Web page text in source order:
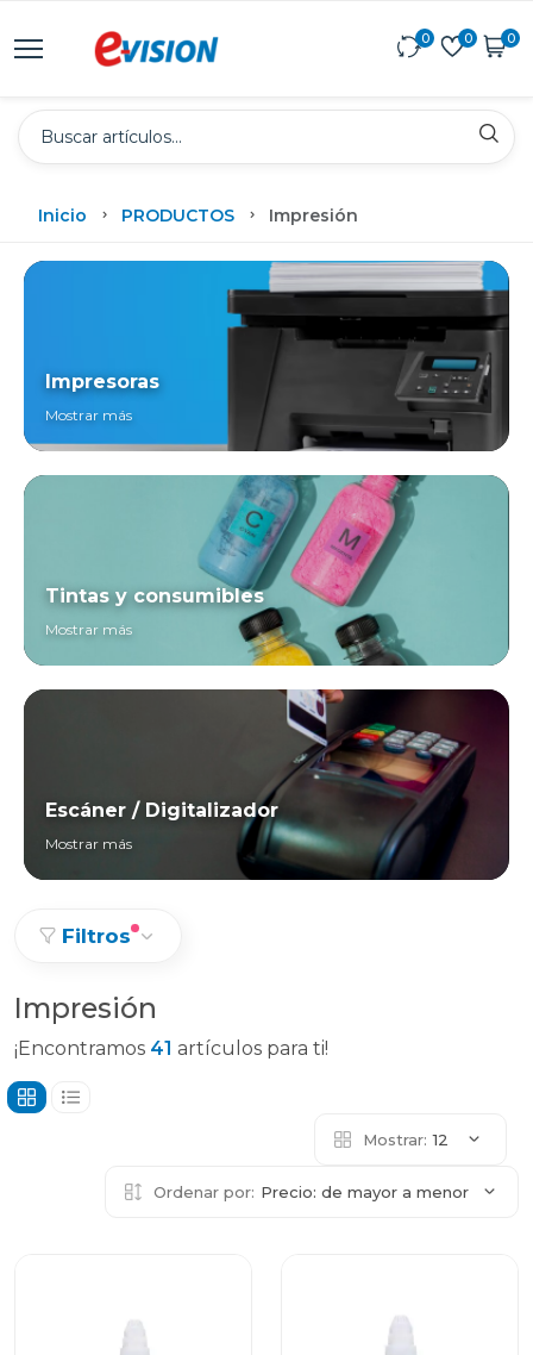
0 0 0
Inicio PRODUCTOS Impresión
Impresoras
Mostrar más
Tintas y consumibles
Mostrar más
Escáner / Digitalizador
Mostrar más
Filtros
Impresión
¡Encontramos 41 artículos para ti!
Mostrar: 12
Ordenar por: Precio: de mayor a menor